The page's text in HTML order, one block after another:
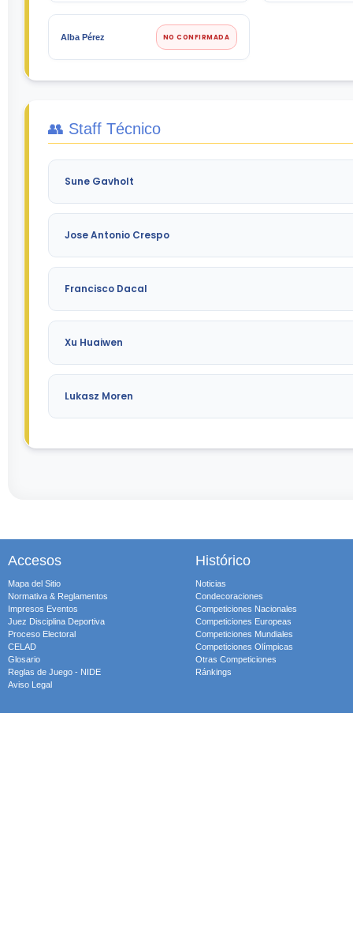
Alba Pérez NO CONFIRMADA
👥 Staff Técnico
Sune Gavholt
Jose Antonio Crespo
Francisco Dacal
Xu Huaiwen
Lukasz Moren
Accesos
Mapa del Sitio
Normativa & Reglamentos
Impresos Eventos
Juez Disciplina Deportiva
Proceso Electoral
CELAD
Glosario
Reglas de Juego - NIDE
Aviso Legal
Histórico
Noticias
Condecoraciones
Competiciones Nacionales
Competiciones Europeas
Competiciones Mundiales
Competiciones Olímpicas
Otras Competiciones
Ránkings